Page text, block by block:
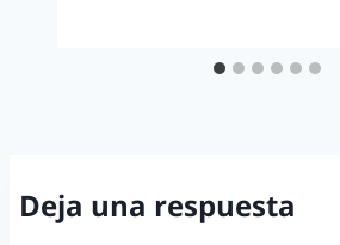
Deja una respuesta